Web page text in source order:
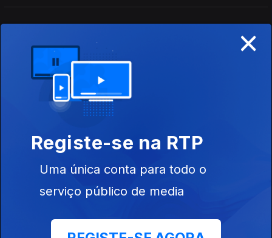
Gaza incompreensível
17 out. 2025
Nobel da Paz para Corina Machado.
26 set. 2025
Gaza Genocídio
×
Registe-se na RTP
Uma única conta para todo o
serviço público de media